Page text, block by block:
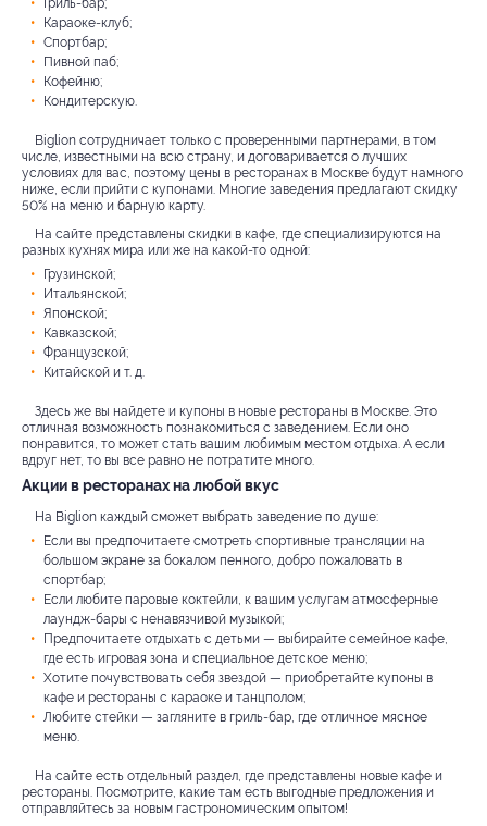
Караоке-клуб;
Спортбар;
Пивной паб;
Кофейню;
Кондитерскую.
Biglion сотрудничает только с проверенными партнерами, в том
числе, известными на всю страну, и договаривается о лучших
условиях для вас, поэтому цены в ресторанах в Москве будут намного
ниже, если прийти с купонами. Многие заведения предлагают скидку
50% на меню и барную карту.
На сайте представлены скидки в кафе, где специализируются на
разных кухнях мира или же на какой-то одной:
Грузинской;
Итальянской;
Японской;
Кавказской;
Французской;
Китайской и т. д.
Здесь же вы найдете и купоны в новые рестораны в Москве. Это
отличная возможность познакомиться с заведением. Если оно
понравится, то может стать вашим любимым местом отдыха. А если
вдруг нет, то вы все равно не потратите много.
Акции в ресторанах на любой вкус
На Biglion каждый сможет выбрать заведение по душе:
Если вы предпочитаете смотреть спортивные трансляции на
большом экране за бокалом пенного, добро пожаловать в
спортбар;
Если любите паровые коктейли, к вашим услугам атмосферные
лаундж-бары с ненавязчивой музыкой;
Предпочитаете отдыхать с детьми — выбирайте семейное кафе,
где есть игровая зона и специальное детское меню;
Хотите почувствовать себя звездой — приобретайте купоны в
кафе и рестораны с караоке и танцполом;
Любите стейки — загляните в гриль-бар, где отличное мясное
меню.
На сайте есть отдельный раздел, где представлены новые кафе и
рестораны. Посмотрите, какие там есть выгодные предложения и
отправляйтесь за новым гастрономическим опытом!